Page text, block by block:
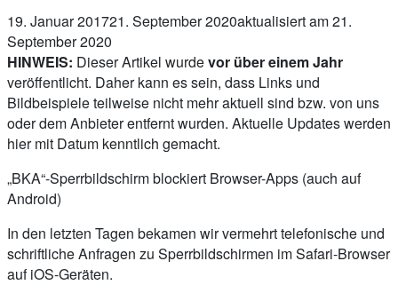
19. Januar 201721. September 2020aktualisiert am 21.
September 2020
HINWEIS: Dieser Artikel wurdevor über einem Jahr
veröffentlicht. Daher kann es sein, dass Links und
Bildbeispiele teilweise nicht mehr aktuell sind bzw. von uns
oder dem Anbieter entfernt wurden. Aktuelle Updates werden
hier mit Datum kenntlich gemacht.
„BKA“-Sperrbildschirm blockiert Browser-Apps (auch auf
Android)
In den letzten Tagen bekamen wir vermehrt telefonische und
schriftliche Anfragen zu Sperrbildschirmen im Safari-Browser
auf iOS-Geräten.